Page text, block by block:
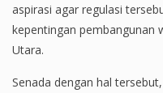
aspirasi agar regulasi
kepentingan pembangunan
Utara.
Senada dengan hal